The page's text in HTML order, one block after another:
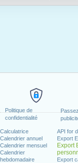
Politique de
confidentialité
Calculatrice
Calendrier annuel
Calendrier mensuel
Calendrier
hebdomadaire
API for
Export
Export
Export